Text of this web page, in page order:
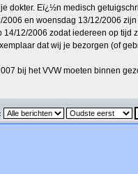
dokter. Eï¿½n medisch
en woensdag 13/12/2006
12/2006 zodat iedereen op tijd
dat wij je bezorgen (of
bij het VVW moeten binnen